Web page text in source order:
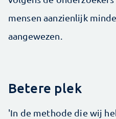
mensen aanzienlijk
aangewezen.
Betere plek
'In de methode die wij